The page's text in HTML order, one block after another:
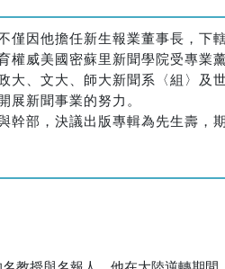
僅因他擔任新生報業董事長，
威美國密蘇里新聞學院受專業薰
大、文大、師大新聞系〈組〉
新聞事業的努力。
部，決議出版專輯為先生壽，